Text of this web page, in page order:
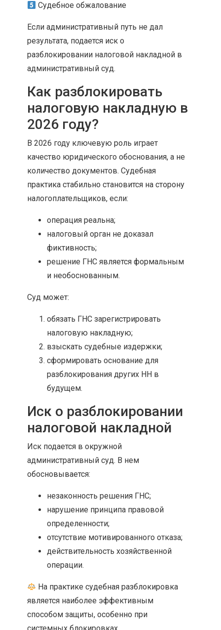
Судебное обжалование
Если административный путь не дал
результата, подается иск о
разблокировании налоговой накладной в
административный суд.
Как разблокировать
налоговую накладную в
2026 году?
В 2026 году ключевую роль играет
качество юридического обоснования, а не
количество документов. Судебная
практика стабильно становится на сторону
налогоплательщиков, если:
операция реальна;
налоговый орган не доказал
фиктивность;
решение ГНС является формальным
и необоснованным.
Суд может:
обязать ГНС зарегистрировать
налоговую накладную;
взыскать судебные издержки;
сформировать основание для
разблокирования других НН в
будущем.
Иск о разблокировании
налоговой накладной
Иск подается в окружной
административный суд. В нем
обосновывается:
незаконность решения ГНС;
нарушение принципа правовой
определенности;
отсутствие мотивированного отказа;
действительность хозяйственной
операции.
На практике судебная разблокировка
является наиболее эффективным
способом защиты, особенно при